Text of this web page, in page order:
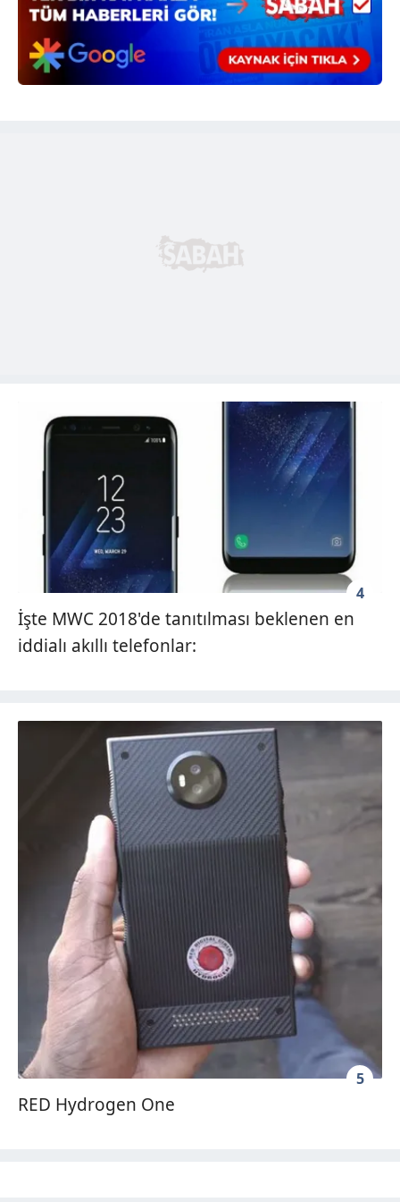
Çerezlere ilişkin tercihlerinizi aşağıda yer alan panel
vasıtasıyla belirleyebilirsiniz. Çerezlere ilişkin detaylı bilgi
için Ayarlar butonuna tıklayabilir, Çerez Bilgilendirme
Metnimizi
4
İşte MWC 2018'de tanıtılması beklenen en
iddialı akıllı telefonlar:
5
RED Hydrogen One